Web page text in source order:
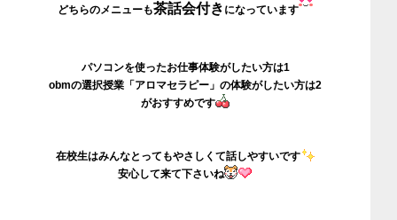
どちらのメニューも茶話会付き になっています
パソコンを使ったお仕事体験がしたい方は1
obmの選択授業「アロマセラピー」の体験がしたい方は2
がおすすめです
在校生はみんなとってもやさしくて話しやすいです
安心して来て下さいね